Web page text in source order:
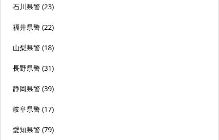
石川県警 (23)
福井県警 (22)
山梨県警 (18)
長野県警 (31)
静岡県警 (39)
岐阜県警 (17)
愛知県警 (79)